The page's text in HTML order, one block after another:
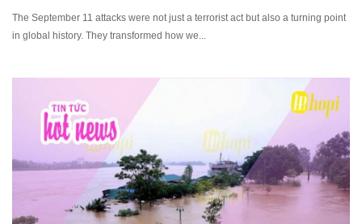
The September 11 attacks were not just a terrorist act but also a turning point
in global history. They transformed how we...